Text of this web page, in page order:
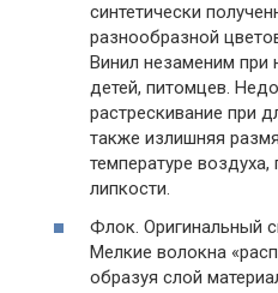
синтетически
разнообразной
Винил незаменим при
детей, питомцев.
растрескивание при
также излишняя
температуре
липкости.
Флок. Оригинальный
Мелкие волокна
образуя слой